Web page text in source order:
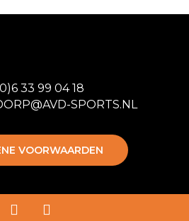
33 99 04 18
SPORTS.NL
VOORWAARDEN